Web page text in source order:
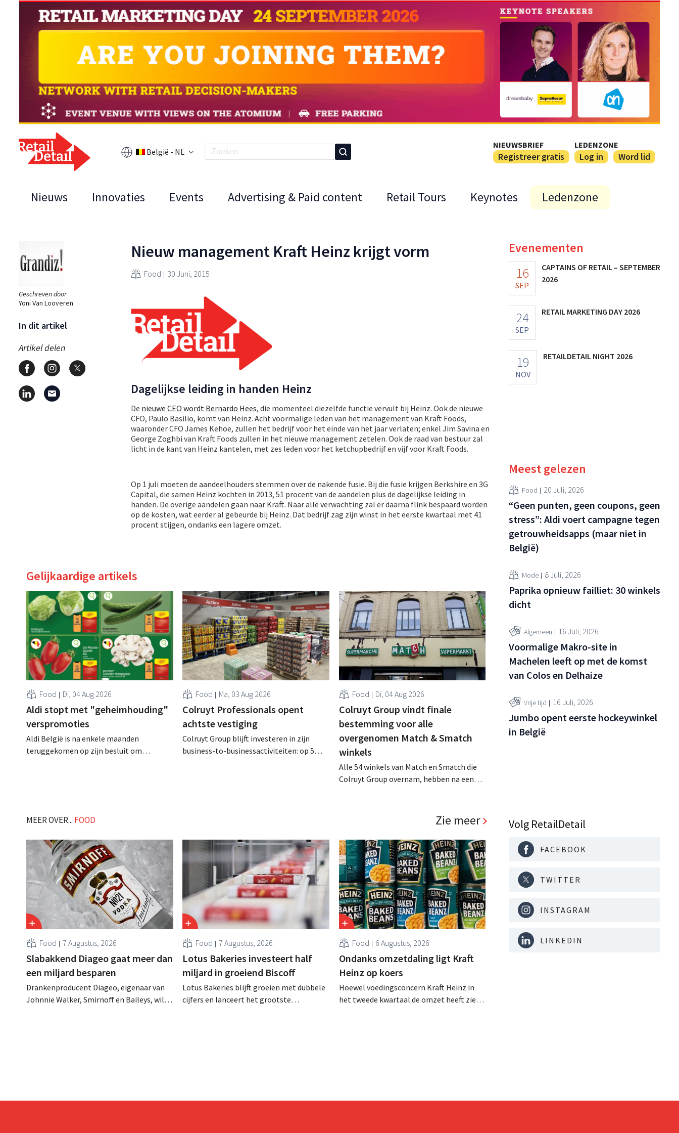
België - NL
NIEUWSBRIEF
Registreer gratis
LEDENZONE
Log in Word lid
Nieuws Innovaties Events Advertising & Paid content Retail Tours Keynotes Ledenzone
Geschreven door
Yoni Van Looveren
In dit artikel
Artikel delen
Nieuw management Kraft Heinz krijgt vorm
Food 30 Juni, 2015
Dagelijkse leiding in handen Heinz
De nieuwe CEO wordt Bernardo Hees, die momenteel diezelfde functie vervult bij Heinz. Ook de nieuwe
CFO, Paulo Basilio, komt van Heinz. Acht voormalige leden van het management van Kraft Foods,
waaronder CFO James Kehoe, zullen het bedrijf voor het einde van het jaar verlaten; enkel Jim Savina en
George Zoghbi van Kraft Foods zullen in het nieuwe management zetelen. Ook de raad van bestuur zal
licht in de kant van Heinz kantelen, met zes leden voor het ketchupbedrijf en vijf voor Kraft Foods.
Op 1 juli moeten de aandeelhouders stemmen over de nakende fusie. Bij die fusie krijgen Berkshire en 3G
Capital, die samen Heinz kochten in 2013, 51 procent van de aandelen plus de dagelijkse leiding in
handen. De overige aandelen gaan naar Kraft. Naar alle verwachting zal er daarna flink bespaard worden
op de kosten, wat eerder al gebeurde bij Heinz. Dat bedrijf zag zijn winst in het eerste kwartaal met 41
procent stijgen, ondanks een lagere omzet.
Gelijkaardige artikels
Food Di, 04 Aug 2026
Aldi stopt met "geheimhouding"
verspromoties
Aldi België is na enkele maanden
teruggekomen op zijn besluit om
Food Ma, 03 Aug 2026
Colruyt Professionals opent
achtste vestiging
Colruyt Group blijft investeren in zijn
business-to-businessactiviteiten: op 5
Food Di, 04 Aug 2026
Colruyt Group vindt finale
bestemming voor alle
overgenomen Match & Smatch
winkels
Alle 54 winkels van Match en Smatch die
Colruyt Group overnam, hebben na een
die bestemming voor sommige panden
MEER OVER... FOOD Zie meer
Food 7 Augustus, 2026
Slabakkend Diageo gaat meer dan
een miljard besparen
Drankenproducent Diageo, eigenaar van
Johnnie Walker, Smirnoff en Baileys, wil
Food 7 Augustus, 2026
Lotus Bakeries investeert half
miljard in groeiend Biscoff
Lotus Bakeries blijft groeien met dubbele
cijfers en lanceert het grootste
Food 6 Augustus, 2026
Ondanks omzetdaling ligt Kraft
Heinz op koers
Hoewel voedingsconcern Kraft Heinz in
het tweede kwartaal de omzet heeft zien
Evenementen
16
SEP
CAPTAINS OF RETAIL – SEPTEMBER
2026
24
SEP
RETAIL MARKETING DAY 2026
19
NOV
RETAILDETAIL NIGHT 2026
Meest gelezen
Food 20 Juli, 2026
“Geen punten, geen coupons, geen
stress”: Aldi voert campagne tegen
getrouwheidsapps (maar niet in
België)
Mode 8 Juli, 2026
Paprika opnieuw failliet: 30 winkels
dicht
Algemeen 16 Juli, 2026
Voormalige Makro-site in
Machelen leeft op met de komst
van Colos en Delhaize
Vrije tijd 16 Juli, 2026
Jumbo opent eerste hockeywinkel
in België
Volg RetailDetail
FACEBOOK
TWITTER
INSTAGRAM
LINKEDIN